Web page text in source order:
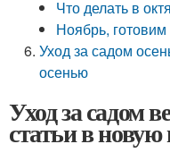
Что делать в
Ноябрь,
Уход за садом
осенью
Уход за садом
статьи в